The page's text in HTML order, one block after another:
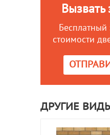
Бесплатный
стоимости
ДРУГИЕ